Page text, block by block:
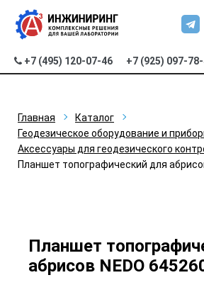
+7 (495) 120-07-46 +7 (925) 097-
Главная
Каталог
Геодезическое оборудование и
Аксессуары для геодезического
Планшет топографический для
Планшет
абрисов NEDO